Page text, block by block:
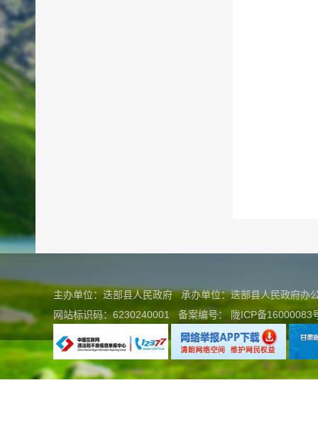
主办单位：迭部县人民政府 承办单位：迭部县人民政府
网站标识码：6230240001
备案编号： 陇ICP备16000083